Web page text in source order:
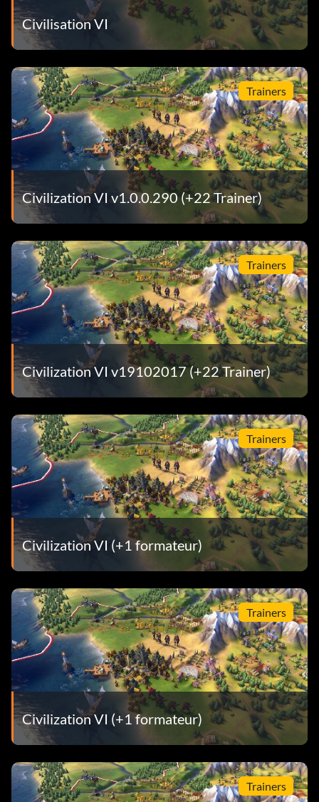
Civilisation VI
Trainers
Civilization VI v1.0.0.290 (+22 Trainer)
Trainers
Civilization VI v19102017 (+22 Trainer)
Trainers
Civilization VI (+1 formateur)
Trainers
Civilization VI (+1 formateur)
Trainers